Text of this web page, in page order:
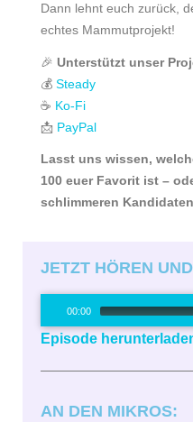
Dann lehnt euch zurück,
echtes Mammutprojekt!
🎉 Unterstützt unser
💰 Steady
☕ Ko-Fi
📩 PayPal
Lasst uns wissen,
100 euer Favorit ist –
schlimmeren
JETZT HÖREN
00:00
Episode
AN DEN MIKROS: